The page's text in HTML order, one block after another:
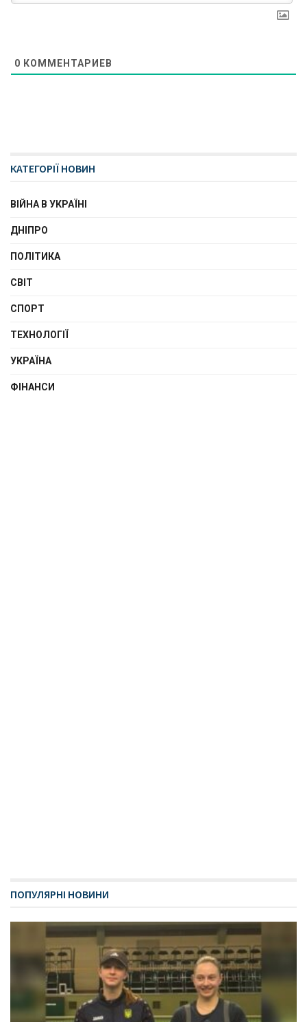
0 КОММЕНТАРИЕВ
КАТЕГОРІЇ НОВИН
ВІЙНА В УКРАЇНІ
ДНІПРО
ПОЛІТИКА
СВІТ
СПОРТ
ТЕХНОЛОГІЇ
УКРАЇНА
ФІНАНСИ
ПОПУЛЯРНІ НОВИНИ